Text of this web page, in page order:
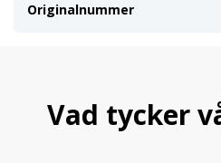
Originalnummer
Vad tycker